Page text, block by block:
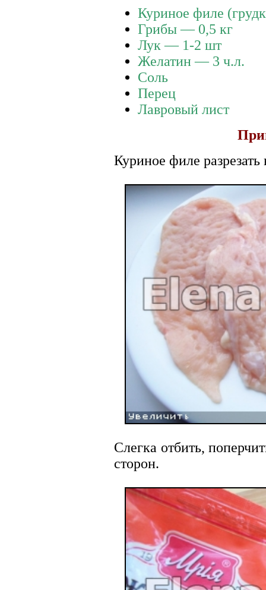
Куриное филе
Грибы — 0,5 кг
Лук — 1-2 шт
Желатин — 3 ч.л.
Соль
Перец
Лавровый лист
Куриное филе разрезать
Слегка отбить,
сторон.